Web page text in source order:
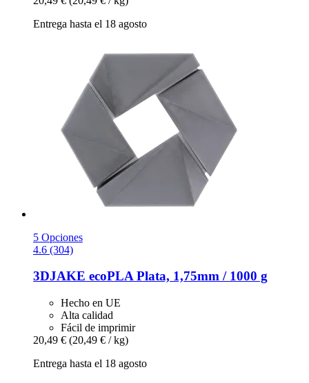
Entrega hasta el 18 agosto
5 Opciones
4.6 (304)
3DJAKE ecoPLA Plata, 1,75mm / 1000 g
Hecho en UE
Alta calidad
Fácil de imprimir
20,49 € (20,49 € / kg)
Entrega hasta el 18 agosto